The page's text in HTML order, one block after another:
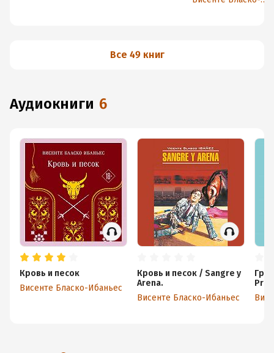
Все 49 книг
аудиокниги 6
Кровь и песок
Висенте Бласко-Ибаньес
Кровь и песок / Sangre y
Arena.
Висенте Бласко-Ибаньес